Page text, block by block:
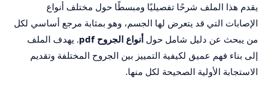
يقدم هذا الملف شرحًا تفصيليًا ومبسطًا حول مختلف أنواع
الإصابات التي قد يتعرض لها الجسم، وهو بمثابة مرجع أساسي لكل
من يبحث عن دليل شامل حول أنواع الجروح pdf
. يهدف الملف
إلى بناء فهم عميق لكيفية التمييز بين الجروح المختلفة وتقديم
الاستجابة الأولية الصحيحة لكل منها.